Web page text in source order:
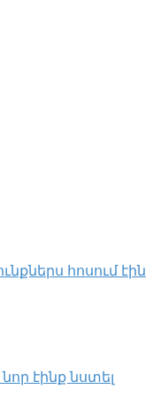
հոսում էին
էինք նստել